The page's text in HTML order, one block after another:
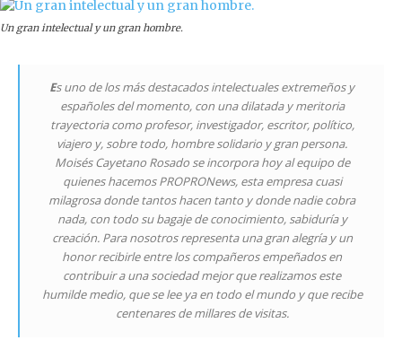
Un gran intelectual y un gran hombre.
Es uno de los más destacados intelectuales extremeños y
españoles del momento, con una dilatada y meritoria
trayectoria como profesor, investigador, escritor, político,
viajero y, sobre todo, hombre solidario y gran persona.
Moisés Cayetano Rosado se incorpora hoy al equipo de
quienes hacemos PROPRONews, esta empresa cuasi
milagrosa donde tantos hacen tanto y donde nadie cobra
nada, con todo su bagaje de conocimiento, sabiduría y
creación. Para nosotros representa una gran alegría y un
honor recibirle entre los compañeros empeñados en
contribuir a una sociedad mejor que realizamos este
humilde medio, que se lee ya en todo el mundo y que recibe
centenares de millares de visitas.